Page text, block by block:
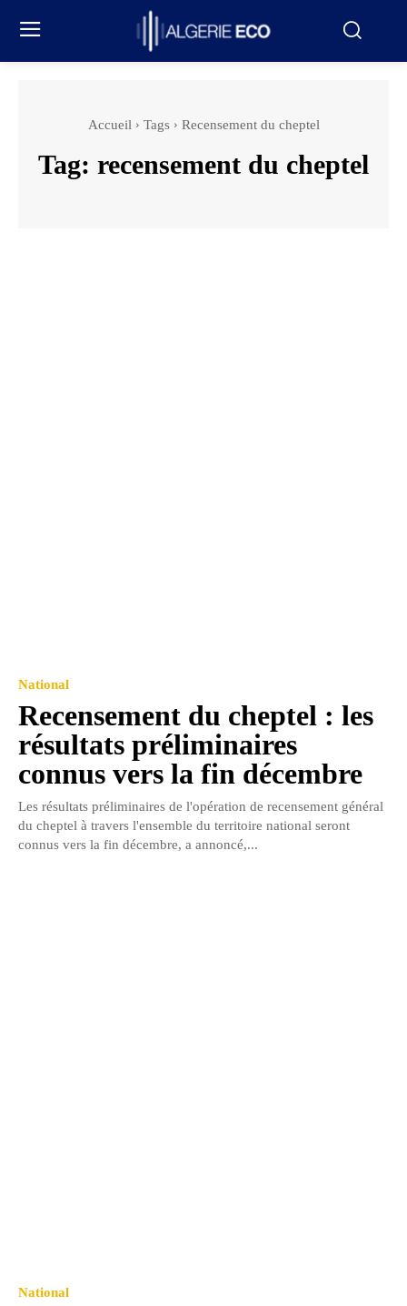
Accueil Tags Recensement du cheptel
Tag: recensement du cheptel
National
Recensement du cheptel : les
résultats préliminaires
connus vers la fin décembre
Les résultats préliminaires de l'opération de recensement général
du cheptel à travers l'ensemble du territoire national seront
connus vers la fin décembre, a annoncé,...
National